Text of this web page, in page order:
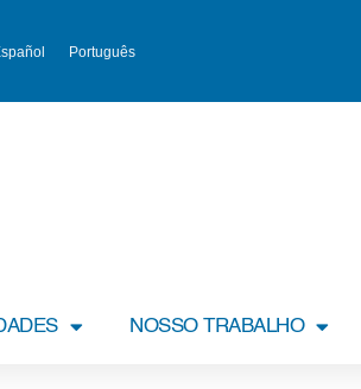
Português
NOSSO TRABALHO